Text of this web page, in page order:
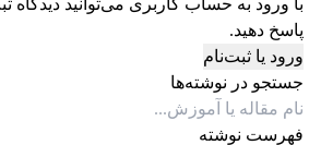
با ورود به حساب کاربری می‌توانید دیدگاه
پاسخ دهید.
ورود یا ثبت‌نام
جستجو در نوشته‌ها
فهرست نوشته